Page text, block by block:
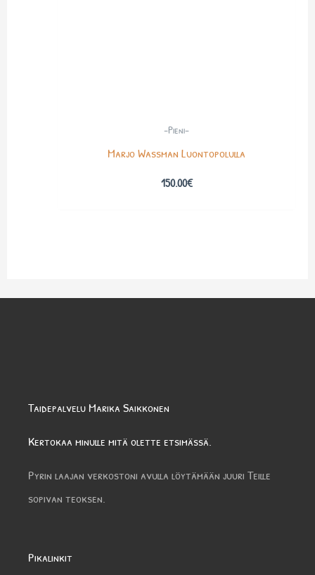
-Pieni-
Marjo Wassman Luontopolulla
150.00€
Taidepalvelu Marika Saikkonen
Kertokaa minulle mitä olette etsimässä.
Pyrin laajan verkostoni avulla löytämään juuri Teille
sopivan teoksen.
Pikalinkit